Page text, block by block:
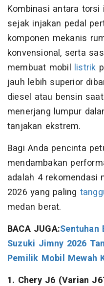
Kombinasi antara
sejak injakan pedal
komponen mekanis
konvensional, serta
membuat mobil listrik
jauh lebih superior
diesel atau bensin
menerjang lumpur
tanjakan ekstrem.
Bagi Anda pencinta
mendambakan
adalah 4
2026 yang paling
medan berat.
BACA JUGA:Sentuhan
Suzuki Jimny 2026
Pemilik Mobil Mewah
1. Chery J6 (Varian